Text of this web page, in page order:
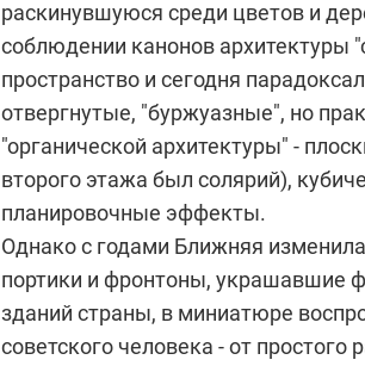
раскинувшуюся среди цветов и
соблюдении канонов архитектуры
пространство и сегодня
отвергнутые, "буржуазные", но
"органической архитектуры" -
второго этажа был солярий),
планировочные эффекты.
Однако с годами Ближняя
портики и фронтоны, украшавшие
зданий страны, в миниатюре
советского человека - от простого